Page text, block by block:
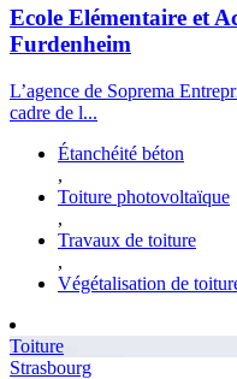
Ecole Elémentaire et
Furdenheim
L’agence de Soprema
cadre de l...
Étanchéité béton
,
Toiture photovoltaïque
,
Travaux de toiture
,
Végétalisation de
Toiture
Strasbourg